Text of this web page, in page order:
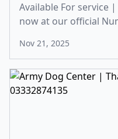
Available For service
now at our official
Nov 21, 2025